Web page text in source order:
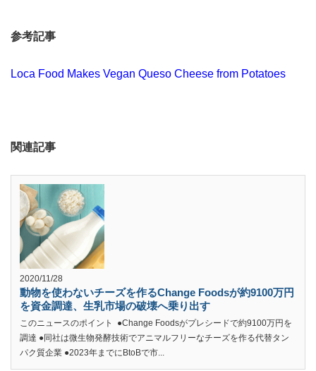
参考記事
Loca Food Makes Vegan Queso Cheese from Potatoes
関連記事
2020/11/28
動物を使わないチーズを作るChange Foodsが約9100万円
を資金調達、生乳市場の破壊へ乗り出す
このニュースのポイント ●Change Foodsがプレシードで約9100万円を
調達 ●同社は微生物発酵技術でアニマルフリーなチーズを作る代替タン
パク質企業 ●2023年までにBtoBで市...